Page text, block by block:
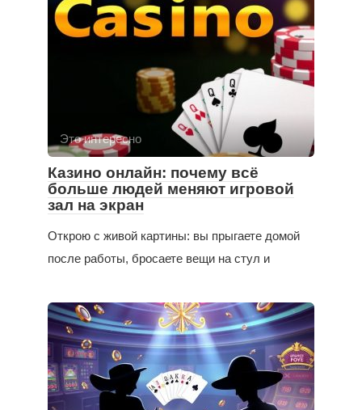
Это интересно
Казино онлайн: почему всё
больше людей меняют игровой
зал на экран
Открою с живой картины: вы прыгаете домой
после работы, бросаете вещи на стул и